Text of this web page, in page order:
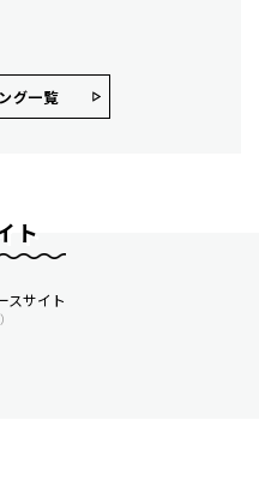
グ⼀覧
ト
スサイト